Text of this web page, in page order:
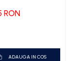
RON
ADAUGA IN COS